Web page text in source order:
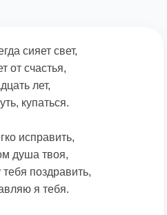
сияет свет,
от счастья,
лет,
купаться.
исправить,
душа твоя,
поздравить,
я тебя.